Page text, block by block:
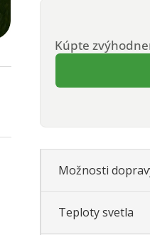
Kúpte
Možnosti
Teploty svetla